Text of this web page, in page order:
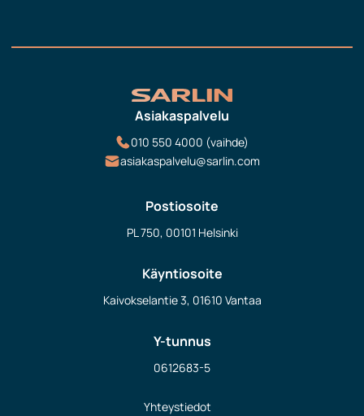
Asiakaspalvelu
010 550 4000 (vaihde)
asiakaspalvelu@sarlin.com
Postiosoite
PL 750, 00101 Helsinki
Käyntiosoite
Kaivokselantie 3, 01610 Vantaa
Y-tunnus
0612683-5
Yhteystiedot